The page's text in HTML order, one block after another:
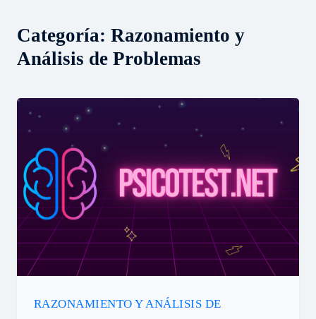
Categoría: Razonamiento y
Análisis de Problemas
RAZONAMIENTO Y ANÁLISIS DE